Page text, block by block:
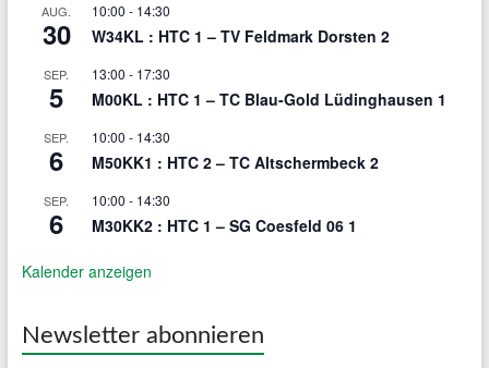
AUG.
30
10:00 - 14:30
W34KL : HTC 1 – TV Feldmark Dorsten 2
SEP.
5
13:00 - 17:30
M00KL : HTC 1 – TC Blau-Gold Lüdinghausen 1
SEP.
6
10:00 - 14:30
M50KK1 : HTC 2 – TC Altschermbeck 2
SEP.
6
10:00 - 14:30
M30KK2 : HTC 1 – SG Coesfeld 06 1
Kalender anzeigen
Newsletter abonnieren